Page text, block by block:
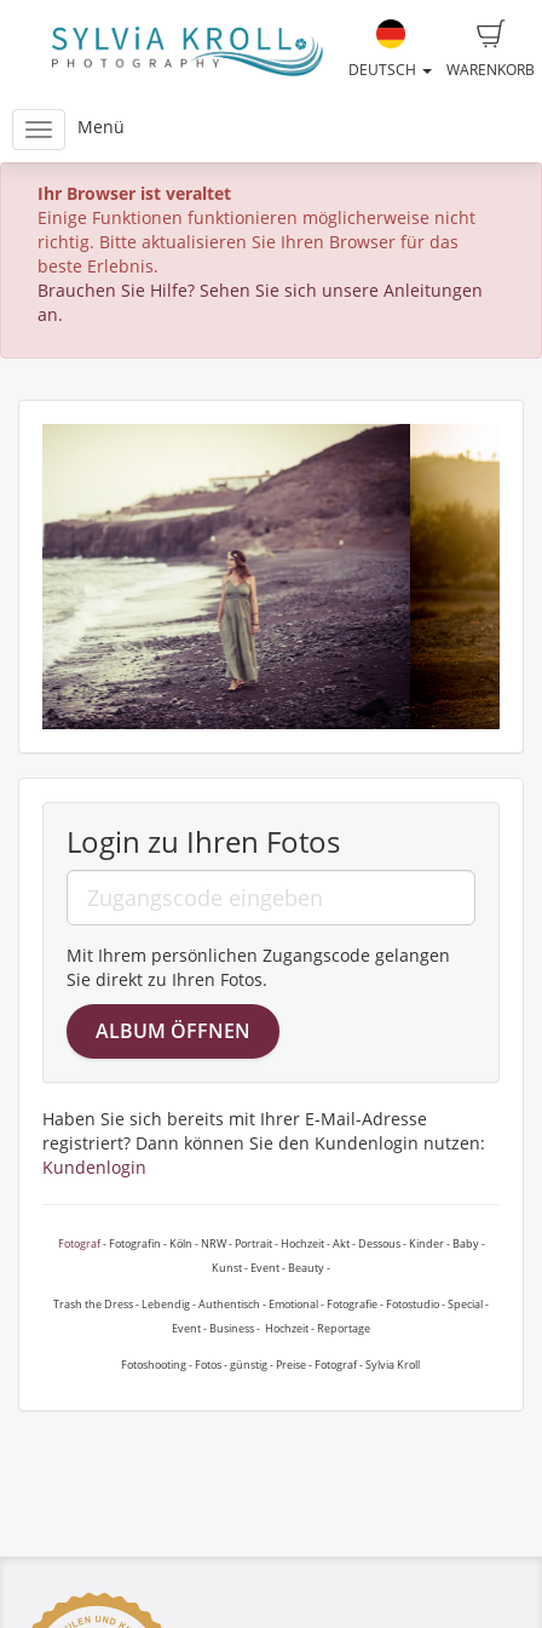
WARENKORB
DEUTSCH
Menü
Ihr Browser ist veraltet
Einige Funktionen funktionieren möglicherweise nicht
richtig. Bitte aktualisieren Sie Ihren Browser für das
beste Erlebnis.
Brauchen Sie Hilfe? Sehen Sie sich unsere Anleitungen
an.
Login zu Ihren Fotos
Mit Ihrem persönlichen Zugangscode gelangen
Sie direkt zu Ihren Fotos.
Haben Sie sich bereits mit Ihrer E-Mail-Adresse
registriert? Dann können Sie den Kundenlogin nutzen:
Kundenlogin
Fotograf- Fotografin - Köln - NRW - Portrait - Hochzeit - Akt - Dessous - Kinder - Baby -
Kunst - Event - Beauty -
Trash the Dress - Lebendig - Authentisch - Emotional - Fotografie - Fotostudio - Special -
Event - Business - Hochzeit - Reportage
Fotoshooting - Fotos - günstig - Preise - Fotograf - Sylvia Kroll